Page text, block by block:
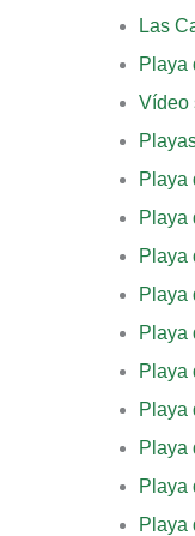
Las
Playa
Vídeo
Playa
Playa
Playa
Playa
Playa
Playa
Playa
Playa
Playa
Playa